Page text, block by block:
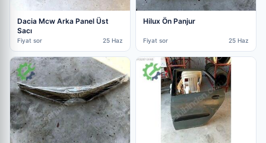
Dacia Mcw Arka Panel Üst
Sacı
Fiyat sor 25 Haz
Hilux Ön Panjur
Fiyat sor 25 Haz